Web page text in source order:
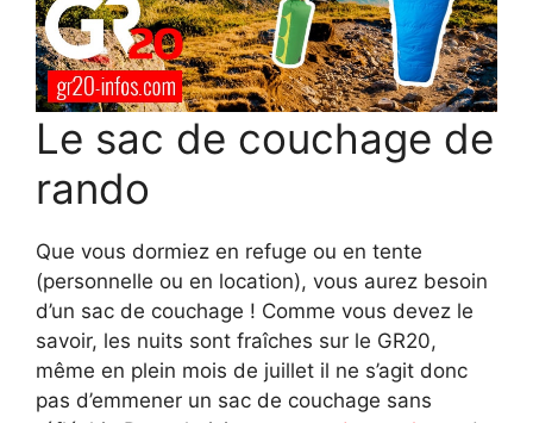
Le sac de couchage de
rando
Que vous dormiez en refuge ou en tente
(personnelle ou en location), vous aurez besoin
d’un sac de couchage ! Comme vous devez le
savoir, les nuits sont fraîches sur le GR20,
même en plein mois de juillet il ne s’agit donc
pas d’emmener un sac de couchage sans